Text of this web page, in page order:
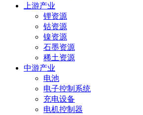
上游产业
锂资源
钴资源
镍资源
石墨资源
稀土资源
中游产业
电池
电子控制系统
充电设备
电机控制器